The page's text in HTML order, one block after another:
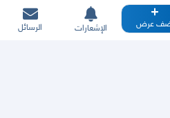
عرض الإشعارات الرسائل